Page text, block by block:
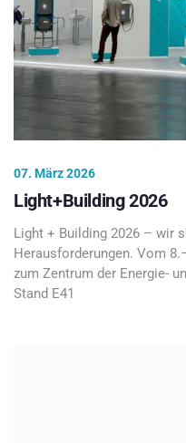
07. März 2026
Light+Building 2026
Light + Building 2026 – wir
Herausforderungen. Vom
zum Zentrum der Energie-
Stand E41